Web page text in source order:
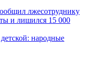
лжесотруднику
и лишился 15 000
народные